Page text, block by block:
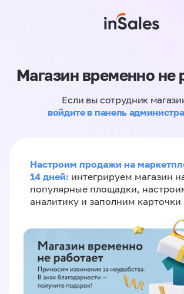
Магазин временно не
Если вы сотрудник
войдите в панель
Настроим продажи на
14 дней: интегрируем магазин
популярные площадки,
аналитику и заполним карточки